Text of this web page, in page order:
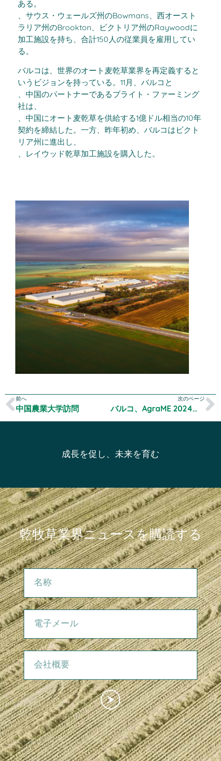
ある。
、サウス・ウェールズ州のBowmans、西オースト
ラリア州のBrookton、ビクトリア州のRaywoodに
加工施設を持ち、合計150人の従業員を雇用してい
る。
バルコは、世界のオート麦乾草業界を再定義すると
いうビジョンを持っている。11月、バルコと
、中国のパートナーであるブライト・ファーミング
社は、
、中国にオート麦乾草を供給する1億ドル相当の10年
契約を締結した。一方、昨年初め、バルコはビクト
リア州に進出し、
、レイウッド乾草加工施設を購入した。
前へ
中国農業大学訪問
次のページ
バルコ、AgraME 2024に出展
成長を促し、未来を育む
乾牧草業界ニュースを購読する
名称
電子メール
会社概要